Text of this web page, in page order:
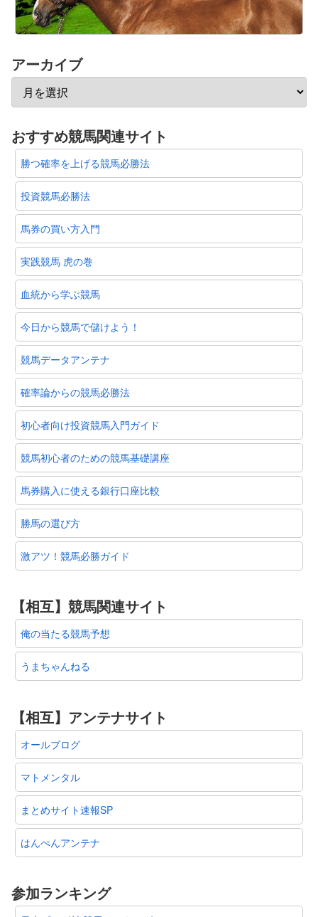
アーカイブ
おすすめ競馬関連サイト
勝つ確率を上げる競馬必勝法
投資競馬必勝法
馬券の買い方入門
実践競馬 虎の巻
血統から学ぶ競馬
今日から競馬で儲けよう！
競馬データアンテナ
確率論からの競馬必勝法
初心者向け投資競馬入門ガイド
競馬初心者のための競馬基礎講座
馬券購入に使える銀行口座比較
勝馬の選び方
激アツ！競馬必勝ガイド
【相互】競馬関連サイト
俺の当たる競馬予想
うまちゃんねる
【相互】アンテナサイト
オールブログ
マトメンタル
まとめサイト速報SP
はんぺんアンテナ
参加ランキング